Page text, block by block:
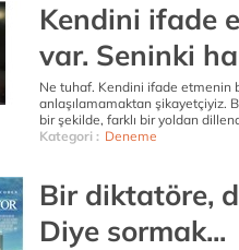
Kendini ifade
var. Seninki
Ne tuhaf. Kendini ifade etmenin
anlaşılamamaktan şikayetçiyiz.
bir şekilde, farklı bir yoldan
Kategori : Deneme
Bir diktatöre,
Diye sormak...